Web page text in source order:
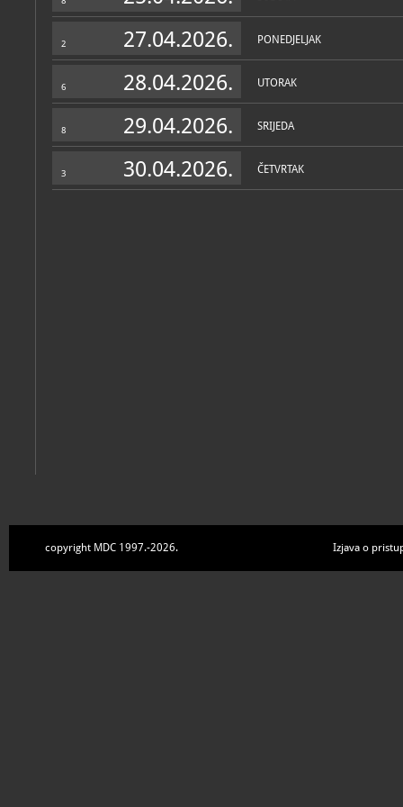
2 27.04.2026. PONEDJELJAK
6 28.04.2026. UTORAK
8 29.04.2026. SRIJEDA
3 30.04.2026. ČETVRTAK
Iz fundusa Kulturno-
namještaj i slike iz
arhitekta B. Felbingera),
U dvorištu Muzeja
kuća i štala iz okolice
Katalog knjižnice(65)
Muzeji, galerije i muzejske udruge Zagrebačke županije
Brdovec, Muzej Brdovec (etc), 2025
1903. u Hrvatskoj: izložbeni projekt 13 hrvatskih muzeja u
Brdovec, Muzej Brdovec, 2024
copyright MDC 1997.-2026. Izjava o